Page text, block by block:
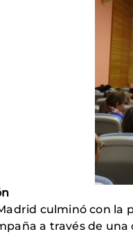
culminó con
a través de